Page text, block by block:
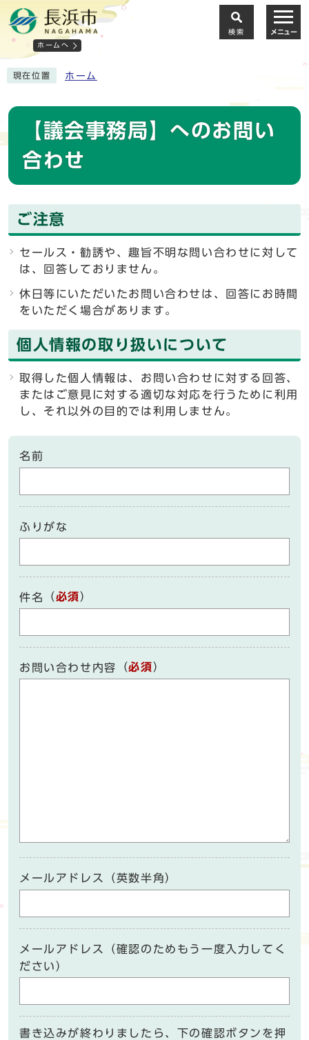
ホームへ
検索 メニュー
現在位置 ホーム
【議会事務局】へのお問い
合わせ
ご注意
セールス・勧誘や、趣旨不明な問い合わせに対して
は、回答しておりません。
休日等にいただいたお問い合わせは、回答にお時間
をいただく場合があります。
個人情報の取り扱いについて
取得した個人情報は、お問い合わせに対する回答、
またはご意見に対する適切な対応を行うために利用
し、それ以外の目的では利用しません。
名前
ふりがな
件名 （必須）
お問い合わせ内容 （必須）
メールアドレス（英数半角）
メールアドレス（確認のためもう一度入力してく
ださい）
書き込みが終わりましたら、下の確認ボタンを押